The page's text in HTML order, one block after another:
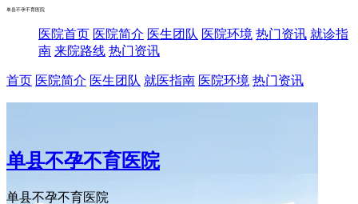
单县不孕不育医院
医院首页 医院简介 医生团队 医院环境 热门资讯 就诊指
南 来院路线 热门资讯
首页 医院简介 医生团队 就医指南 医院环境 热门资讯
单县不孕不育医院
单县不孕不育医院